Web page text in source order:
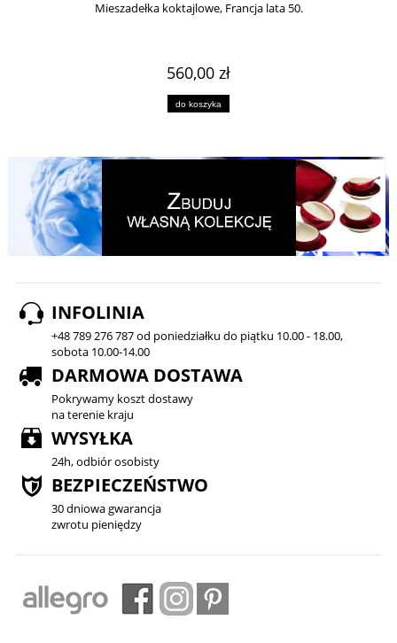
Mieszadełka koktajlowe, Francja lata 50.
560,00 zł
do koszyka
INFOLINIA
+48 789 276 787 od poniedziałku do piątku 10.00 - 18.00,
sobota 10.00-14.00
DARMOWA DOSTAWA
Pokrywamy koszt dostawy
na terenie kraju
WYSYŁKA
24h, odbiór osobisty
BEZPIECZEŃSTWO
30 dniowa gwarancja
zwrotu pieniędzy